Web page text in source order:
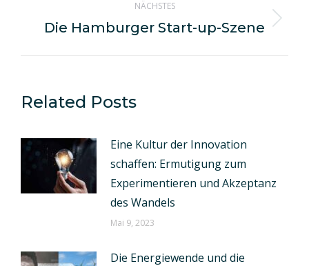
NÄCHSTES
Nächster
Die Hamburger Start-up-Szene
Related Posts
Eine Kultur der Innovation
schaffen: Ermutigung zum
Experimentieren und Akzeptanz
des Wandels
Mai 9, 2023
Die Energiewende und die